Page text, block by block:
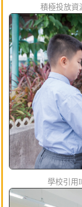
積極投放資
學校引用